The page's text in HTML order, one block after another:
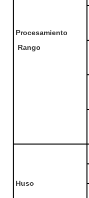
Procesamiento
Rango
Huso